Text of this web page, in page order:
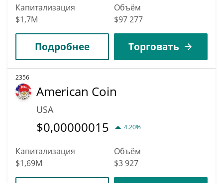
Капитализация
$1,7M
Объём
$97 277
Подробнее Торговать
2356
American Coin
USA
$0,00000015 4.20%
Капитализация
$1,69M
Объём
$3 927